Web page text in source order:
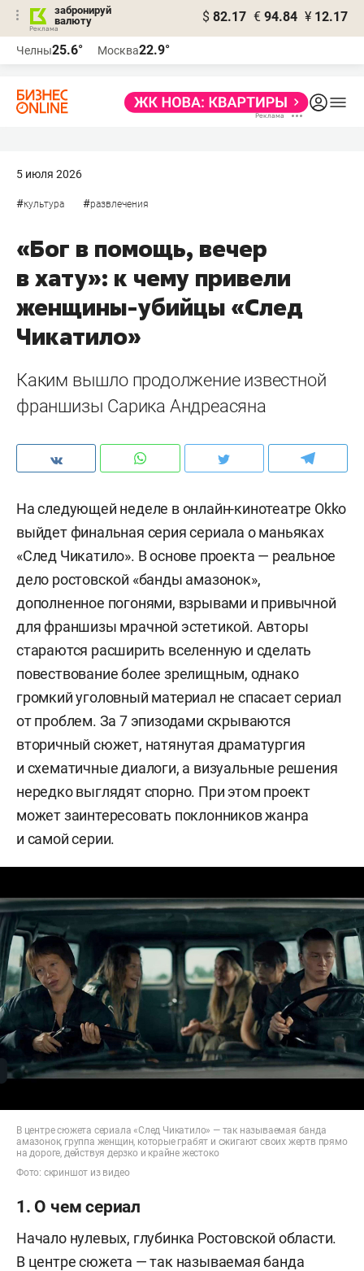
забронируй
валюту
$ 82.17 € 94.84 ¥ 12.17
Челны25.6° Москва22.9°
5 июля 2026
#культура #развлечения
«Бог в помощь, вечер
в хату»: к чему привели
женщины-убийцы «След
Чикатило»
Каким вышло продолжение известной
франшизы Сарика Андреасяна
На следующей неделе в онлайн-кинотеатре Okko
выйдет финальная серия сериала о маньяках
«След Чикатило». В основе проекта — реальное
дело ростовской «банды амазонок»,
дополненное погонями, взрывами и привычной
для франшизы мрачной эстетикой. Авторы
стараются расширить вселенную и сделать
повествование более зрелищным, однако
громкий уголовный материал не спасает сериал
от проблем. За 7 эпизодами скрываются
вторичный сюжет, натянутая драматургия
и схематичные диалоги, а визуальные решения
нередко выглядят спорно. При этом проект
может заинтересовать поклонников жанра
и самой серии.
В центре сюжета сериала «След Чикатило» — так называемая банда
амазонок, группа женщин, которые грабят и сжигают своих жертв прямо
на дороге, действуя дерзко и крайне жестоко
Фото: скриншот из видео
1. О чем сериал
Начало нулевых, глубинка Ростовской области.
В центре сюжета — так называемая банда